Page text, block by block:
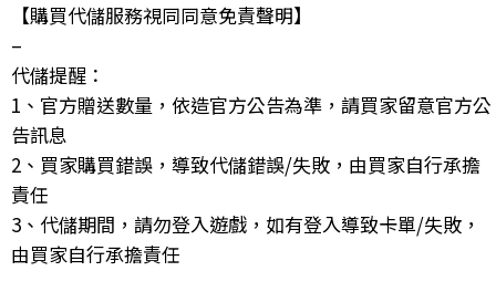
【購買代儲服務視同同意免責聲明】
–
代儲提醒：
1、官方贈送數量，依造官方公告為準，請買家留意官方公
告訊息
2、買家購買錯誤，導致代儲錯誤/失敗，由買家自行承擔
責任
3、代儲期間，請勿登入遊戲，如有登入導致卡單/失敗，
由買家自行承擔責任